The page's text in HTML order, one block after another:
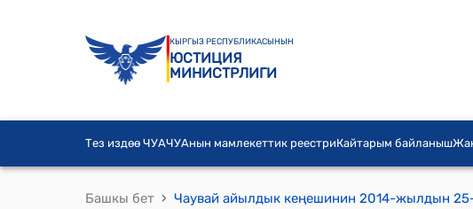
КЫРГЫЗ РЕСПУБЛИКАСЫНЫН
ЮСТИЦИЯ
МИНИСТРЛИГИ
Тез издөө ЧУАЧУАнын мамлекеттик реестриКайтарым байланыш
Башкы бет ›